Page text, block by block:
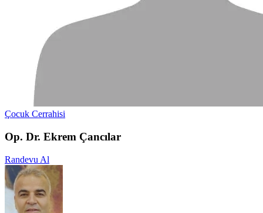
Çocuk Cerrahisi
Op. Dr. Ekrem Çancılar
Randevu Al